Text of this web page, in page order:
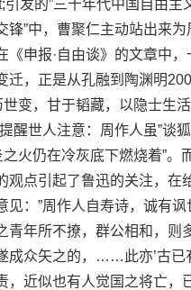
引发的”三十年代中国自由主
锋”中，曹聚仁主动站出来
《申报·自由谈》的文章中，
迁，正是从孔融到陶渊明
世变，甘于韬藏，以隐士生
醒世人注意：周作人虽”谈
之火仍在冷灰底下燃烧着”。
观点引起了鲁迅的关注，在
见：”周作人自寿诗，诚有
青年所不撩，群公相和，则
成众矢之的，……此亦’古已
，近似也有人觉国之将亡，